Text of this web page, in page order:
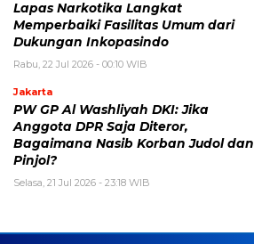
Lapas Narkotika Langkat
Memperbaiki Fasilitas Umum dari
Dukungan Inkopasindo
Rabu, 22 Jul 2026 - 00:10 WIB
Jakarta
PW GP Al Washliyah DKI: Jika
Anggota DPR Saja Diteror,
Bagaimana Nasib Korban Judol dan
Pinjol?
Selasa, 21 Jul 2026 - 23:18 WIB